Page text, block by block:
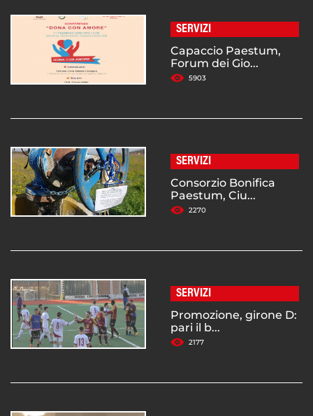
SERVIZI
Capaccio Paestum,
Forum dei Gio...
5903
SERVIZI
Consorzio Bonifica
Paestum, Ciu...
2270
SERVIZI
Promozione, girone D:
pari il b...
2177